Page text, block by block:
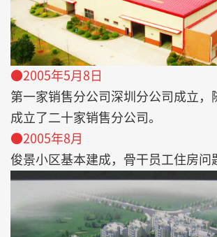
●2005年5月8日
第一家销售分公司深圳分公司成立，
成立了二十家销售分公司。
●2005年8月
俊景小区基本建成，骨干员工住房问